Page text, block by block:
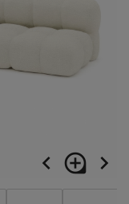
navigate_before loupe navigate_next